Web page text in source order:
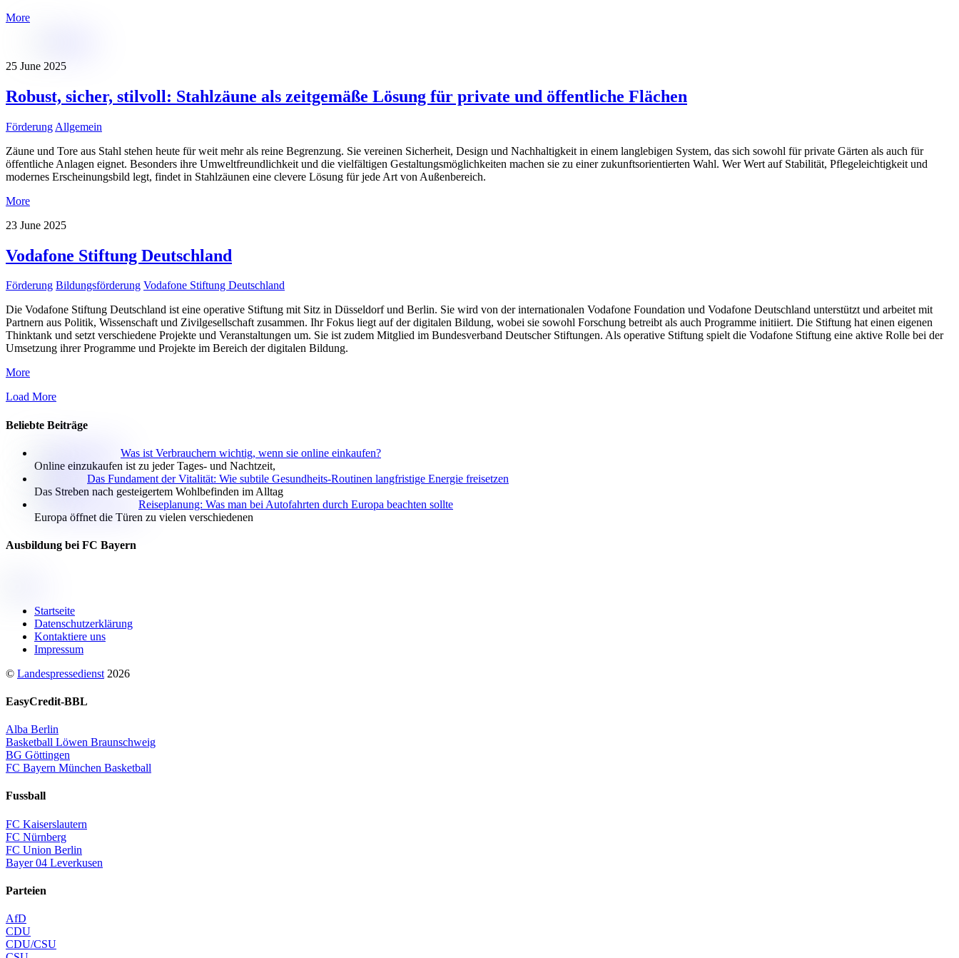
More
25 June 2025
Robust, sicher, stilvoll: Stahlzäune als zeitgemäße Lösung für private und öffentliche Flächen
Förderung Allgemein
Zäune und Tore aus Stahl stehen heute für weit mehr als reine Begrenzung. Sie vereinen Sicherheit, Design und Nachhaltigkeit in einem langlebigen System, das sich sowohl für private Gärten als auch für
öffentliche Anlagen eignet. Besonders ihre Umweltfreundlichkeit und die vielfältigen Gestaltungsmöglichkeiten machen sie zu einer zukunftsorientierten Wahl. Wer Wert auf Stabilität, Pflegeleichtigkeit und
modernes Erscheinungsbild legt, findet in Stahlzäunen eine clevere Lösung für jede Art von Außenbereich.
More
23 June 2025
Vodafone Stiftung Deutschland
Förderung Bildungsförderung Vodafone Stiftung Deutschland
Die Vodafone Stiftung Deutschland ist eine operative Stiftung mit Sitz in Düsseldorf und Berlin. Sie wird von der internationalen Vodafone Foundation und Vodafone Deutschland unterstützt und arbeitet mit
Partnern aus Politik, Wissenschaft und Zivilgesellschaft zusammen. Ihr Fokus liegt auf der digitalen Bildung, wobei sie sowohl Forschung betreibt als auch Programme initiiert. Die Stiftung hat einen eigenen
Thinktank und setzt verschiedene Projekte und Veranstaltungen um. Sie ist zudem Mitglied im Bundesverband Deutscher Stiftungen. Als operative Stiftung spielt die Vodafone Stiftung eine aktive Rolle bei der
Umsetzung ihrer Programme und Projekte im Bereich der digitalen Bildung.
More
Load More
Beliebte Beiträge
Was ist Verbrauchern wichtig, wenn sie online einkaufen?
Online einzukaufen ist zu jeder Tages- und Nachtzeit,
Das Fundament der Vitalität: Wie subtile Gesundheits-Routinen langfristige Energie freisetzen
Das Streben nach gesteigertem Wohlbefinden im Alltag
Reiseplanung: Was man bei Autofahrten durch Europa beachten sollte
Europa öffnet die Türen zu vielen verschiedenen
Ausbildung bei FC Bayern
Startseite
Datenschutzerklärung
Kontaktiere uns
Impressum
© Landespressedienst 2026
EasyCredit-BBL
Alba Berlin
Basketball Löwen Braunschweig
BG Göttingen
FC Bayern München Basketball
Fussball
FC Kaiserslautern
FC Nürnberg
FC Union Berlin
Bayer 04 Leverkusen
Parteien
AfD
CDU
CDU/CSU